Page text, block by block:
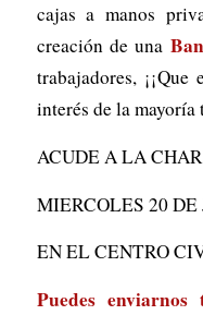
cajas a manos
creación de una
trabajadores,
interés de la
ACUDE A LA
MIERCOLES 20
EN EL CENTRO
Puedes